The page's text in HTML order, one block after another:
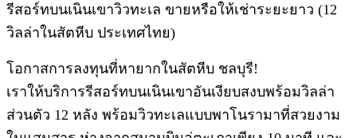
รีสอร์ทบนเนินเขาวิวทะเล ขายหรือให้เช่าระยะยาว (12
วิลล่าในสัตหีบ ประเทศไทย)
โอกาสการลงทุนที่หายากในสัตหีบ ชลบุรี!
เราให้บริการรีสอร์ทบนเนินเขาอันเงียบสงบพร้อมวิลล่า
ส่วนตัว 12 หลัง พร้อมวิวทะเลแบบพาโนรามาที่สวยงาม